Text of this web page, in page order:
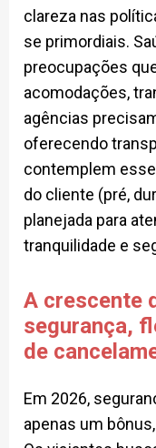
clareza nas
se primordiais.
preocupações
acomodações,
agências
oferecendo
contemplem
do cliente (pré,
planejada para
tranquilidade e
A crescente
segurança,
de
Em 2026,
apenas um